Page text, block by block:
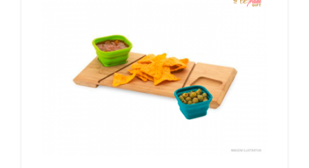
Observação: Na versão preta, o cabo dos utensílios é produzido
* Consulte quantidade mínima